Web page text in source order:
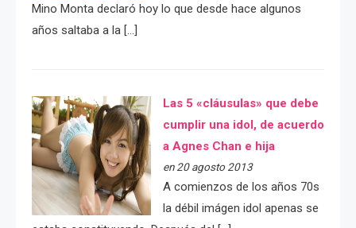
Mino Monta declaró hoy lo que desde hace algunos
años saltaba a la […]
Las 5 «cláusulas» que debe
cumplir una idol, de acuerdo
a Agnes Chan e hija
en 20 agosto 2013
A comienzos de los años 70s
la débil imágen idol apenas se